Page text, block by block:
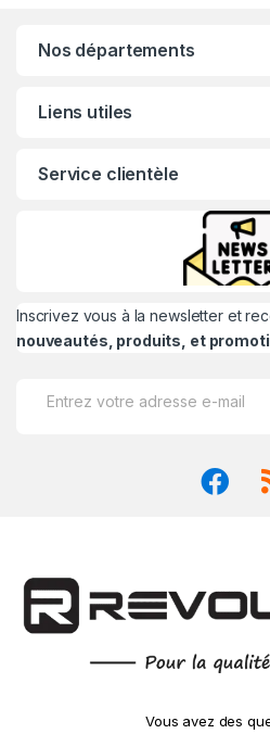
Nos départements
Liens utiles
Service clientèle
Inscrivez vous à la newsletter et
nouveautés, produits, et
Vous avez des